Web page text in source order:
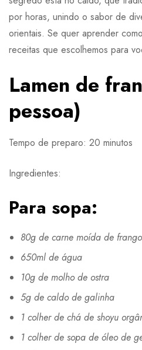
por horas, unindo o sabor de
orientais. Se quer aprender
receitas que escolhemos para
Lamen de
pessoa)
Tempo de preparo: 20 minutos
Ingredientes:
Para sopa:
80g de carne moída de frango
650ml de água
10g de molho de ostra
5g de caldo de galinha
1 colher de chá de shoyu
1 colher de sopa de óleo de